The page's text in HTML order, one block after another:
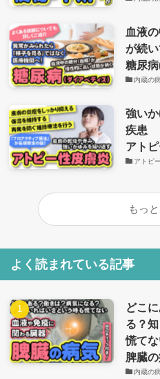
血液
が続
糖尿
内蔵の
強い
疾患
アト
アトピー
もっ
よく読まれている記事
どこ
る？
慌て
脾臓
内蔵の